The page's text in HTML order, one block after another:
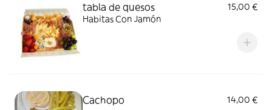
tabla de quesos
15,00 €
Habitas Con Jamón
Cachopo 14,00 €